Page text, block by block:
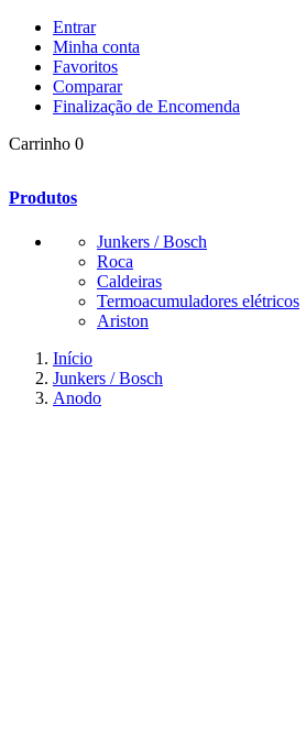
Entrar
Minha conta
Favoritos
Comparar
Finalização de Encomenda
Carrinho 0
Produtos
Junkers / Bosch
Roca
Caldeiras
Termoacumuladores elétricos
Ariston
Início
Junkers / Bosch
Anodo